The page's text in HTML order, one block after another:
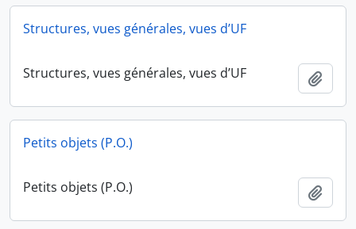
Structures, vues générales, vues d’UF
Structures, vues générales, vues d’UF
Petits objets (P.O.)
Petits objets (P.O.)